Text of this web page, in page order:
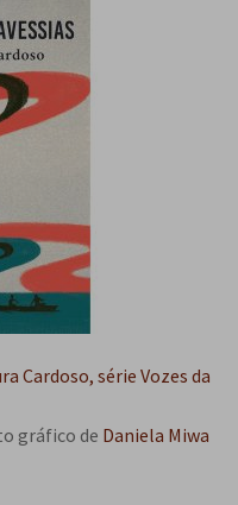
Cardoso, série Vozes da
gráfico de Daniela Miwa